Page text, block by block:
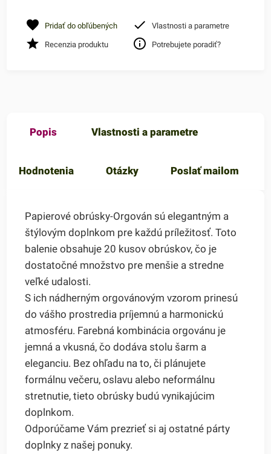
Pridať do obľúbených Vlastnosti a parametre
Recenzia produktu Potrebujete poradiť?
Popis Vlastnosti a parametre
Hodnotenia Otázky Poslať mailom
Papierové obrúsky-Orgován sú elegantným a
štýlovým doplnkom pre každú príležitosť. Toto
balenie obsahuje 20 kusov obrúskov, čo je
dostatočné množstvo pre menšie a stredne
veľké udalosti.
S ich nádherným orgovánovým vzorom prinesú
do vášho prostredia príjemnú a harmonickú
atmosféru. Farebná kombinácia orgovánu je
jemná a vkusná, čo dodáva stolu šarm a
eleganciu. Bez ohľadu na to, či plánujete
formálnu večeru, oslavu alebo neformálnu
stretnutie, tieto obrúsky budú vynikajúcim
doplnkom.
Odporúčame Vám prezrieť si aj ostatné párty
doplnky z našej ponuky.